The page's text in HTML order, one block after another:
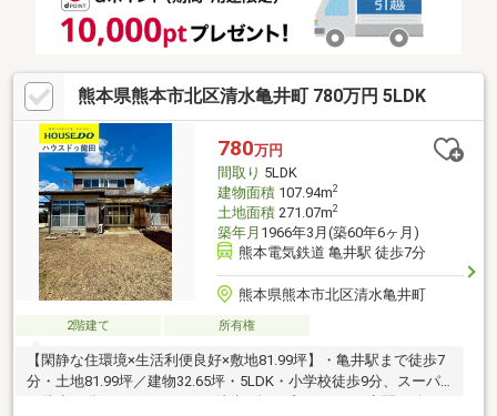
的な売却・賃貸等の運用サポート！
熊本県熊本市北区清水亀井町 780万円 5LDK
780万円
間取り 5LDK
建物面積107.94m2
土地面積271.07m2
築年月 1966年3月(築60年6ヶ月)
熊本電気鉄道 亀井駅 徒歩7分
熊本県熊本市北区清水亀井町
2階建て 所有権
【閑静な住環境×生活利便良好×敷地81.99坪】・亀井駅まで徒歩7
分・土地81.99坪／建物32.65坪・5LDK・小学校徒歩9分、スーパ
ー徒歩11分、ドラッグストア徒歩7分・プライベート空間を確